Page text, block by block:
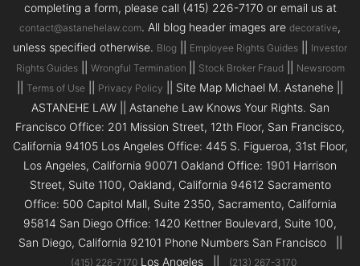
completing a form, please call (415) 226-7170 or email us at
contact@astanehelaw.com. All blog header images are decorative,
unless specified otherwise. Blog Employee Rights Guides
Investor
Rights Guides|| Wrongful Termination Stock Broker Fraud Newsroom
Terms of Use Privacy Policy
|| Site Map Michael M. Astanehe ||
ASTANEHE LAW || Astanehe Law Knows Your Rights. San
Francisco Office: 201 Mission Street, 12th Floor, San Francisco,
California 94105 Los Angeles Office: 445 S. Figueroa, 31st Floor,
Los Angeles, California 90071 Oakland Office: 1901 Harrison
Street, Suite 1100, Oakland, California 94612 Sacramento
Office: 500 Capitol Mall, Suite 2350, Sacramento, California
95814 San Diego Office: 1420 Kettner Boulevard, Suite 100,
San Diego, California 92101 Phone Numbers San Francisco ||
(415) 226-7170Los Angeles || (213) 267-3170